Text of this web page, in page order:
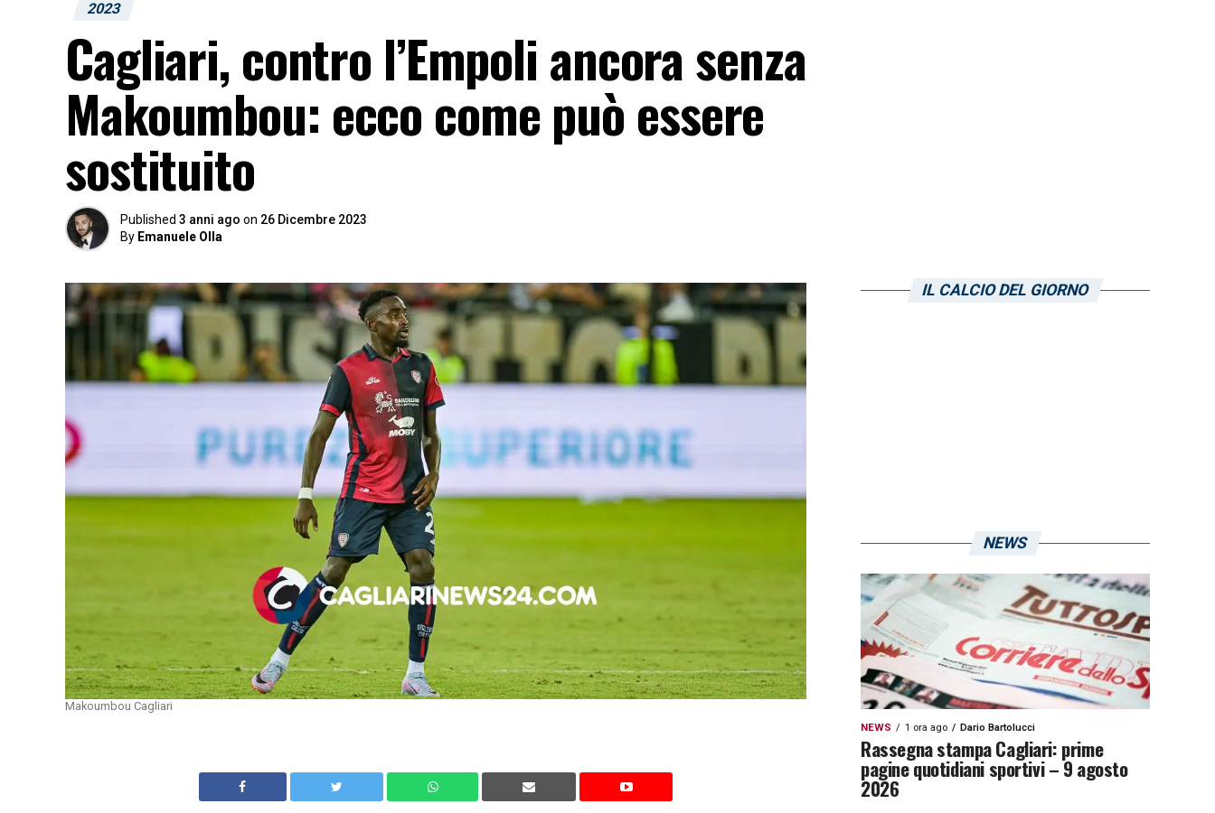
2023
Cagliari, contro l’Empoli ancora senza
Makoumbou: ecco come può essere
sostituito
Published 3 anni ago on 26 Dicembre 2023
By Emanuele Olla
Makoumbou Cagliari
IL CALCIO DEL GIORNO
NEWS
NEWS 1 ora ago Dario Bartolucci
Rassegna stampa Cagliari: prime
pagine quotidiani sportivi – 9 agosto
2026